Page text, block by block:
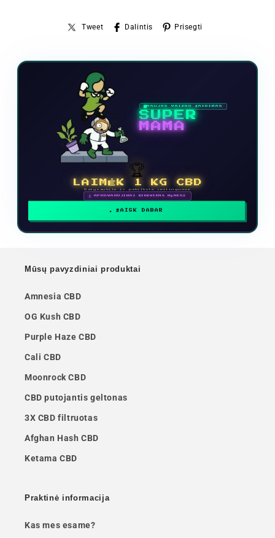
Tweet Dalintis Prisegti
NAUJAS VAIZDO ŽAIDIMAS
SUPER
MAMA
🏆
LAIMĖK 1 KG CBD
Dalyvaukite ir pakilkite reitinguose
🗓 APDOVANOJIMAI KIEKVIENĄ MĖNESĮ
ŽAISK DABAR
Mūsų pavyzdiniai produktai
Amnesia CBD
OG Kush CBD
Purple Haze CBD
Cali CBD
Moonrock CBD
CBD putojantis geltonas
3X CBD filtruotas
Afghan Hash CBD
Ketama CBD
Praktinė informacija
Kas mes esame?